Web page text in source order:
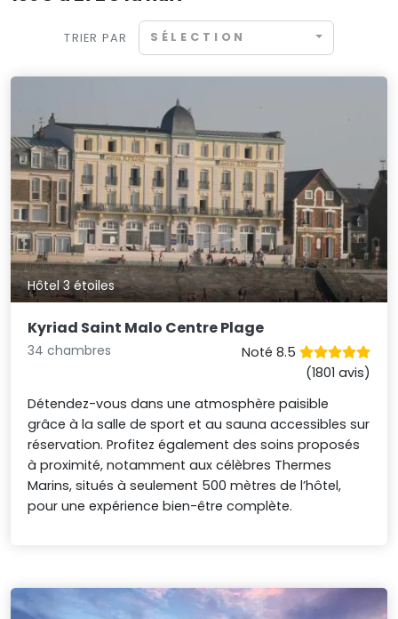
TRIER PAR SÉLECTION
Hôtel 3 étoiles
Kyriad Saint Malo Centre Plage
34 chambres
Noté 8.5
(1801 avis)
Détendez-vous dans une atmosphère paisible
grâce à la salle de sport et au sauna accessibles sur
réservation. Profitez également des soins proposés
à proximité, notamment aux célèbres Thermes
Marins, situés à seulement 500 mètres de l’hôtel,
pour une expérience bien-être complète.